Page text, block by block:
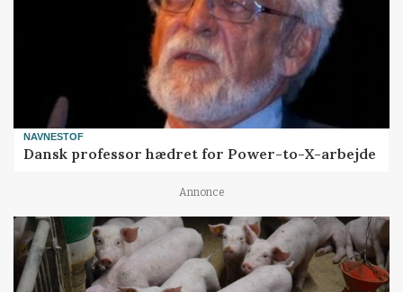
NAVNESTOF
Dansk professor hædret for Power-to-X-arbejde
Annonce